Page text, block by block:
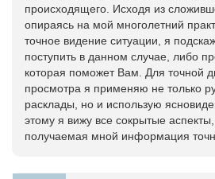
происходящего. Исходя из
опираясь на мой многолетний
точное видение ситуации, я
поступить в данном случае, либо
которая поможет Вам. Для точной
просмотра я применяю не только
расклады, но и использую
этому я вижу все сокрытые
получаемая мной информация